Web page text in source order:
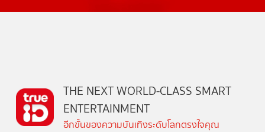
THE NEXT WORLD-CLASS SMART
ENTERTAINMENT
อีกขั้นของความบันเทิงระดับโลกตรงใจคุณ